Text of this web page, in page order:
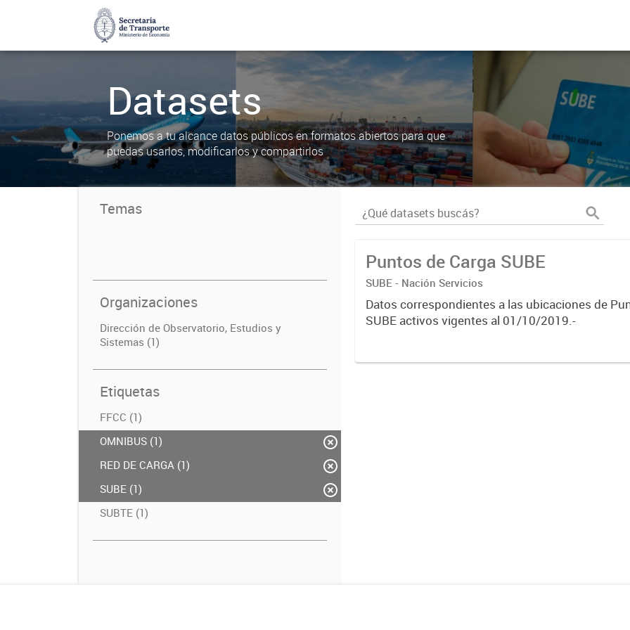
Datasets
Ponemos a tu alcance datos públicos en formatos abiertos para que
puedas usarlos, modificarlos y compartirlos
Temas
Organizaciones
Dirección de Observatorio, Estudios y
Sistemas (1)
Etiquetas
FFCC (1)
OMNIBUS (1)
RED DE CARGA (1)
SUBE (1)
SUBTE (1)
Puntos de Carga SUBE
SUBE - Nación Servicios
Datos correspondientes a las ubicaciones de
SUBE activos vigentes al 01/10/2019.-